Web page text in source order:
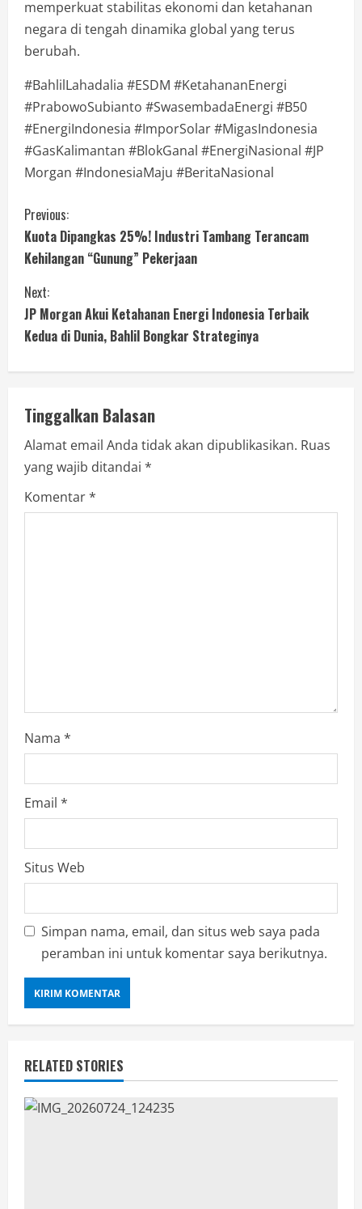
memperkuat stabilitas ekonomi dan ketahanan
negara di tengah dinamika global yang terus
berubah.
#BahlilLahadalia #ESDM #KetahananEnergi
#PrabowoSubianto #SwasembadaEnergi #B50
#EnergiIndonesia #ImporSolar #MigasIndonesia
#GasKalimantan #BlokGanal #EnergiNasional #JP
Morgan #IndonesiaMaju #BeritaNasional
Previous:
Kuota Dipangkas 25%! Industri Tambang Terancam
Kehilangan “Gunung” Pekerjaan
Next:
JP Morgan Akui Ketahanan Energi Indonesia Terbaik
Kedua di Dunia, Bahlil Bongkar Strateginya
Tinggalkan Balasan
Alamat email Anda tidak akan dipublikasikan. Ruas
yang wajib ditandai *
Komentar*
Nama *
Email *
Situs Web
Simpan nama, email, dan situs web saya pada
peramban ini untuk komentar saya berikutnya.
RELATED STORIES